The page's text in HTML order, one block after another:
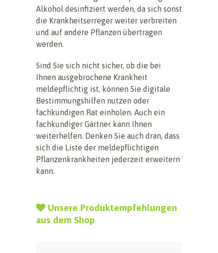
Alkohol desinfiziert werden, da sich sonst
die Krankheitserreger weiter verbreiten
und auf andere Pflanzen übertragen
werden.
Sind Sie sich nicht sicher, ob die bei
Ihnen ausgebrochene Krankheit
meldepflichtig ist, können Sie digitale
Bestimmungshilfen nutzen oder
fachkundigen Rat einholen. Auch ein
fachkundiger Gärtner kann Ihnen
weiterhelfen. Denken Sie auch dran, dass
sich die Liste der meldepflichtigen
Pflanzenkrankheiten jederzeit erweitern
kann.
Unsere Produktempfehlungen
aus dem Shop